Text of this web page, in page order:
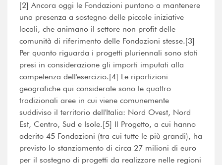
[2] Ancora oggi le Fondazioni puntano a mantenere
una presenza a sostegno delle piccole iniziative
locali, che animano il settore non profit delle
comunità di riferimento delle Fondazioni stesse.[3]
Per quanto riguarda i progetti pluriennali sono stati
presi in considerazione gli importi imputati alla
competenza dell'esercizio.[4] Le ripartizioni
geografiche qui considerate sono le quattro
tradizionali aree in cui viene comunemente
suddiviso il territorio dell'Italia: Nord Ovest, Nord
Est, Centro, Sud e Isole.[5] Il Progetto, a cui hanno
aderito 45 Fondazioni (tra cui tutte le più grandi), ha
previsto lo stanziamento di circa 27 milioni di euro
per il sostegno di progetti da realizzare nelle regioni